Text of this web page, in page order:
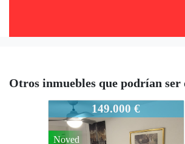
Otros inmuebles que podrían ser
931-945
149.000 €
Noved